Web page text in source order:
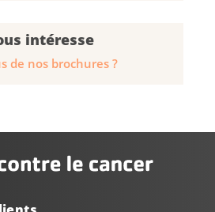
intéresse
de nos brochures ?